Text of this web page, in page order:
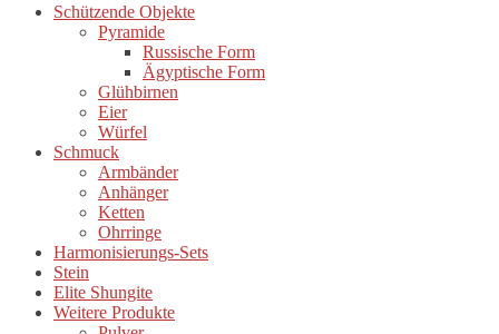
Schützende Objekte
Pyramide
Russische Form
Ägyptische Form
Glühbirnen
Eier
Würfel
Schmuck
Armbänder
Anhänger
Ketten
Ohrringe
Harmonisierungs-Sets
Stein
Elite Shungite
Weitere Produkte